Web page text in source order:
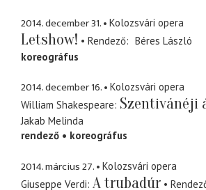
2014. december 31. Kolozsvári opera
Letshow! Rendező
Béres László
koreográfus
2014. december 16.
Kolozsvári opera
William Shakespeare Szentivánéji
Jakab Melinda
rendező
koreográfus
2014. március 27.
Kolozsvári opera
Giuseppe Verdi A trubadúr